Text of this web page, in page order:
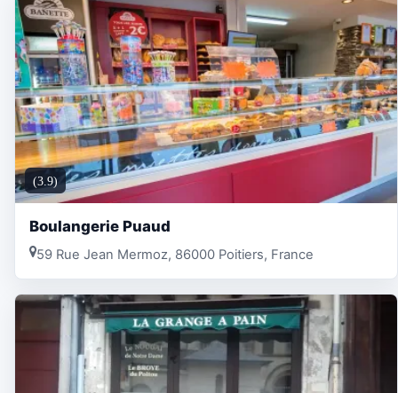
(3.9)
Boulangerie Puaud
59 Rue Jean Mermoz, 86000 Poitiers, France